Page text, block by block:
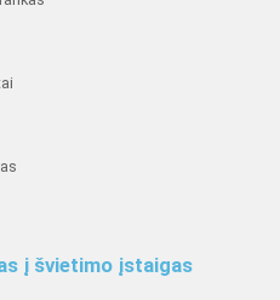
į švietimo įstaigas